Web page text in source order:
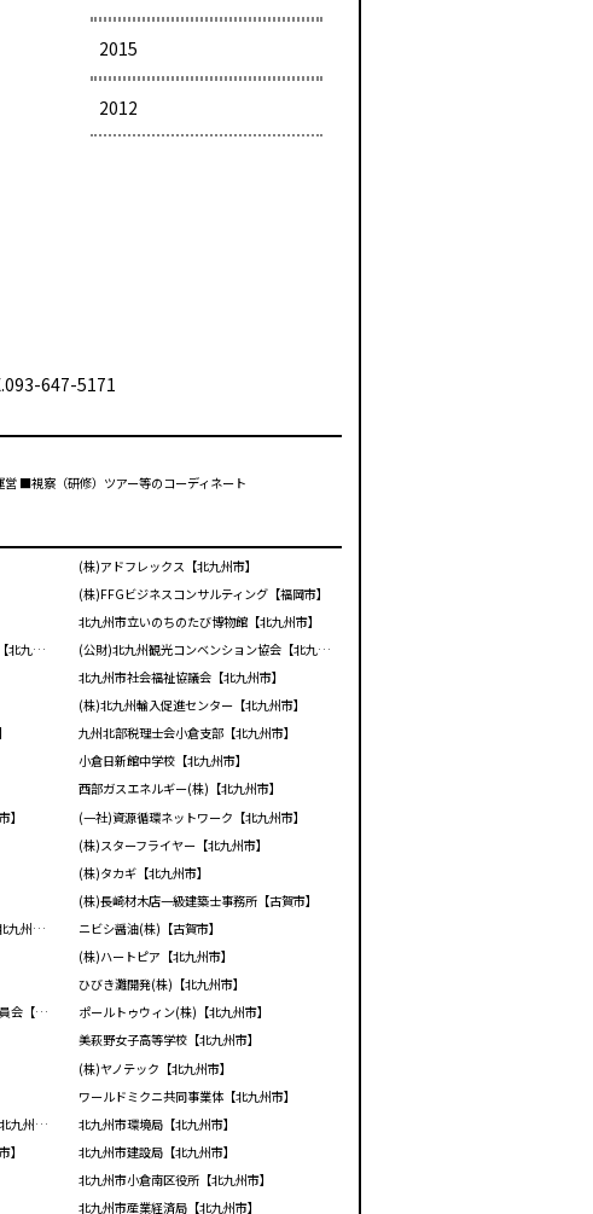
2015
2012
647-5171
■視察（研修）ツアー等のコーディネート
(株)アドフレックス【北九州市】
(株)FFGビジネスコンサルティング【福岡市】
北九州市立いのちのたび博物館【北九州市】
(一社)北九州エコタウンネットワーク【北九州市】
(公財)北九州観光コンベンション協会【北九州市】
北九州市社会福祉協議会【北九州市】
(株)北九州輸入促進センター【北九州市】
九州北部税理士会小倉支部【北九州市】
小倉日新館中学校【北九州市】
西部ガスエネルギー(株)【北九州市】
】
(一社)資源循環ネットワーク【北九州市】
(株)スターフライヤー【北九州市】
(株)タカギ【北九州市】
(株)長崎材木店一級建築士事務所【古賀市】
西日本ペットボトルリサイクル(株)【北九州市】
ニビシ醤油(株)【古賀市】
(株)ハートピア【北九州市】
ひびき灘開発(株)【北九州市】
豊前海一粒かきのかき焼き祭り実行委員会【北九州市】
ポールトゥウィン(株)【北九州市】
美萩野女子高等学校【北九州市】
(株)ヤノテック【北九州市】
ワールドミクニ共同事業体【北九州市】
北九州産業観光センター実行委員会【北九州市】
北九州市環境局【北九州市】
】
北九州市建設局【北九州市】
北九州市小倉南区役所【北九州市】
北九州市産業経済局【北九州市】